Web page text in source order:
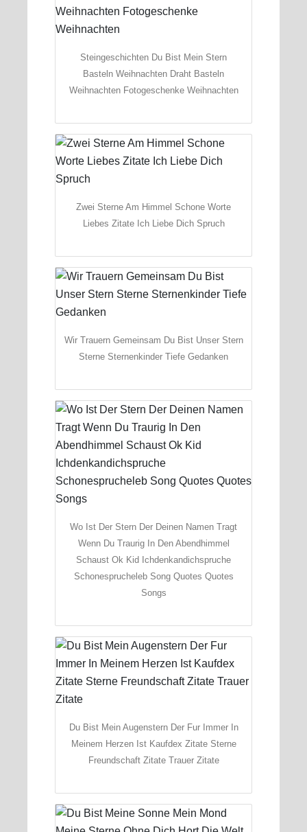
Steingeschichten Du Bist Mein Stern
Basteln Weihnachten Draht Basteln
Weihnachten Fotogeschenke Weihnachten
Zwei Sterne Am Himmel Schone Worte
Liebes Zitate Ich Liebe Dich Spruch
Wir Trauern Gemeinsam Du Bist Unser Stern
Sterne Sternenkinder Tiefe Gedanken
Wo Ist Der Stern Der Deinen Namen Tragt
Wenn Du Traurig In Den Abendhimmel
Schaust Ok Kid Ichdenkandichspruche
Schonesprucheleb Song Quotes Quotes
Songs
Du Bist Mein Augenstern Der Fur Immer In
Meinem Herzen Ist Kaufdex Zitate Sterne
Freundschaft Zitate Trauer Zitate